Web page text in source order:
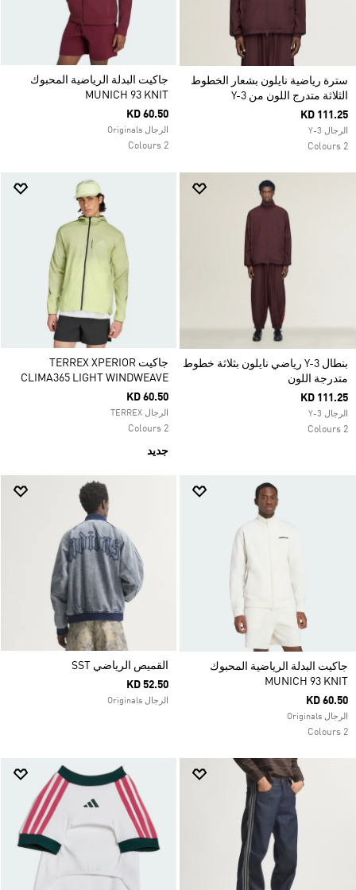
سترة رياضية نايلون بشعار الخطوط
الثلاثة متدرج اللون من Y-3
KD 111.25
الرجال Y-3
2 Colours
جاكيت البدلة الرياضية المحبوك
MUNICH 93 KNIT
KD 60.50
الرجال Originals
2 Colours
بنطال Y-3 رياضي نايلون بثلاثة خطوط
متدرجة اللون
KD 111.25
الرجال Y-3
2 Colours
جاكيت TERREX XPERIOR
CLIMA365 LIGHT WINDWEAVE
KD 60.50
الرجال TERREX
2 Colours
جديد
جاكيت البدلة الرياضية المحبوك
MUNICH 93 KNIT
KD 60.50
الرجال Originals
2 Colours
القميص الرياضي SST
KD 52.50
الرجال Originals